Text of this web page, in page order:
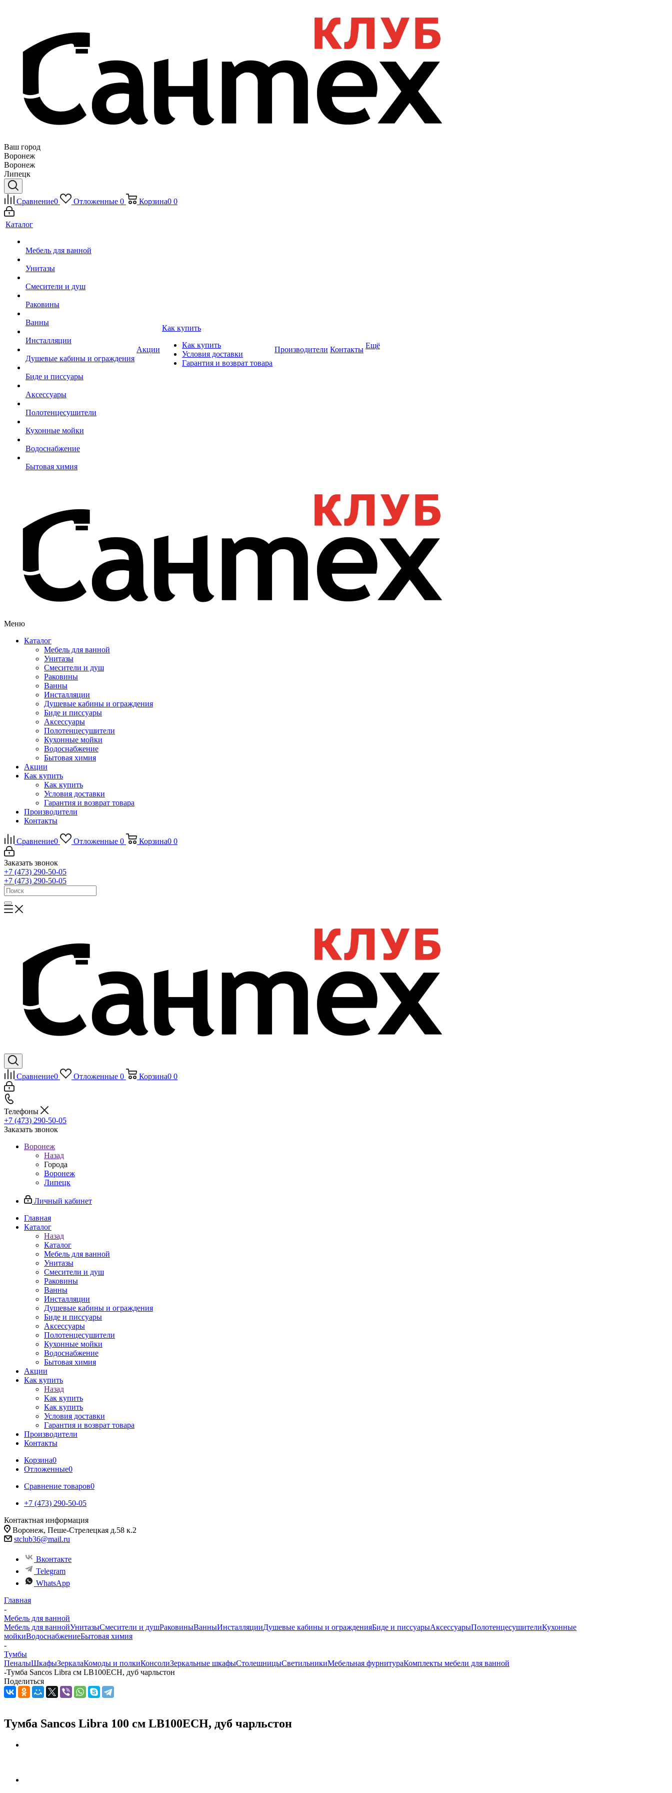
Ваш город
Воронеж
Воронеж
Липецк
Сравнение0 Отложенные 0 Корзина0 0
Каталог
Мебель для ванной
Унитазы
Смесители и душ
Раковины
Ванны
Инсталляции
Душевые кабины и ограждения
Биде и писсуары
Аксессуары
Полотенцесушители
Кухонные мойки
Водоснабжение
Бытовая химия
Акции
Как купить
Как купить
Условия доставки
Гарантия и возврат товара
Производители Контакты Ещё
Меню
Каталог
Мебель для ванной
Унитазы
Смесители и душ
Раковины
Ванны
Инсталляции
Душевые кабины и ограждения
Биде и писсуары
Аксессуары
Полотенцесушители
Кухонные мойки
Водоснабжение
Бытовая химия
Акции
Как купить
Как купить
Условия доставки
Гарантия и возврат товара
Производители
Контакты
Сравнение0 Отложенные 0 Корзина0 0
Заказать звонок
+7 (473) 290-50-05
+7 (473) 290-50-05
Сравнение0 Отложенные 0 Корзина0 0
Телефоны
+7 (473) 290-50-05
Заказать звонок
Воронеж
Назад
Города
Воронеж
Липецк
Личный кабинет
Главная
Каталог
Назад
Каталог
Мебель для ванной
Унитазы
Смесители и душ
Раковины
Ванны
Инсталляции
Душевые кабины и ограждения
Биде и писсуары
Аксессуары
Полотенцесушители
Кухонные мойки
Водоснабжение
Бытовая химия
Акции
Как купить
Назад
Как купить
Как купить
Условия доставки
Гарантия и возврат товара
Производители
Контакты
Корзина0
Отложенные0
Сравнение товаров0
+7 (473) 290-50-05
Контактная информация
Воронеж, Пеше-Стрелецкая д.58 к.2
stclub36@mail.ru
Вконтакте
Telegram
WhatsApp
Главная
-
Мебель для ванной
Мебель для ваннойУнитазыСмесители и душРаковиныВанныИнсталляцииДушевые кабины и огражденияБиде и писсуарыАксессуарыПолотенцесушителиКухонные
мойкиВодоснабжениеБытовая химия
-
Тумбы
ПеналыШкафыЗеркалаКомоды и полкиКонсолиЗеркальные шкафыСтолешницыСветильникиМебельная фурнитураКомплекты мебели для ванной
-Тумба Sancos Libra см LB100ECH, дуб чарльстон
Поделиться
Тумба Sancos Libra 100 см LB100ECH, дуб чарльстон